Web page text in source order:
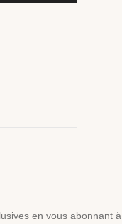
en vous abonnant à